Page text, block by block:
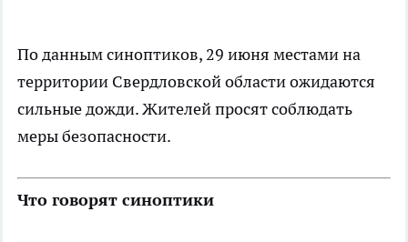
По данным синоптиков, 29 июня местами на
территории Свердловской области ожидаются
сильные дожди. Жителей просят соблюдать
меры безопасности.
Что говорят синоптики